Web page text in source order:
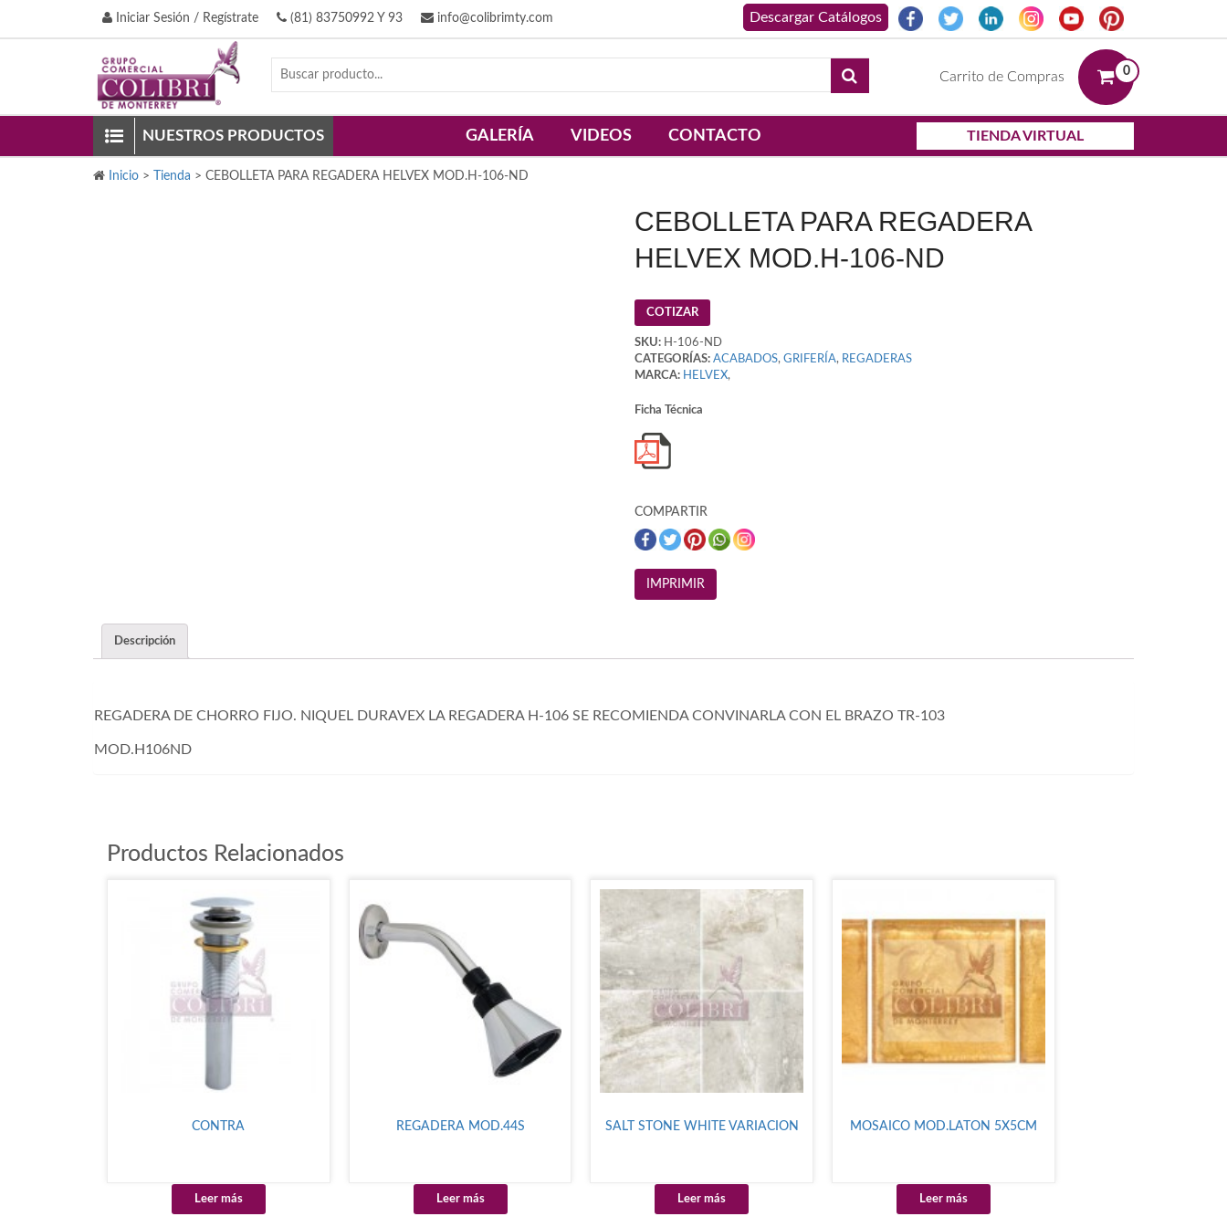
Iniciar Sesión / Regístrate (81) 83750992 Y 93 info@colibrimty.com
Carrito de Compras 0
NUESTROS PRODUCTOS GALERÍA VIDEOS CONTACTO TIENDA VIRTUAL
Inicio > Tienda > CEBOLLETA PARA REGADERA HELVEX MOD.H-106-ND
CEBOLLETA PARA REGADERA
HELVEX MOD.H-106-ND
COTIZAR
SKU:H-106-ND
CATEGORÍAS: ACABADOS, GRIFERÍA, REGADERAS
MARCA: HELVEX,
Ficha Técnica
COMPARTIR
Descripción
REGADERA DE CHORRO FIJO. NIQUEL DURAVEX LA REGADERA H-106 SE RECOMIENDA CONVINARLA CON EL BRAZO TR-103
MOD.H106ND
Productos Relacionados
CONTRA
Leer más
REGADERA MOD.44S
Leer más
SALT STONE WHITE VARIACION
Leer más
MOSAICO MOD.LATON 5X5CM
Leer más